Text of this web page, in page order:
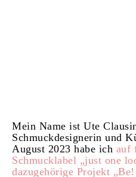
Mein Name ist Ute
Schmuckdesignerin und
August 2023 habe ich auf
Schmucklabel „just one
dazugehörige Projekt